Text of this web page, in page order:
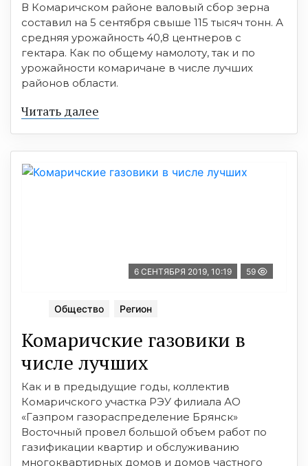
В Комаричском районе валовый сбор зерна
составил на 5 сентября свыше 115 тысяч тонн. А
средняя урожайность 40,8 центнеров с
гектара. Как по общему намолоту, так и по
урожайности комаричане в числе лучших
районов области.
Читать далее
6 СЕНТЯБРЯ 2019, 10:19 59
Общество Регион
Комаричские газовики в
числе лучших
Как и в предыдущие годы, коллектив
Комаричского участка РЭУ филиала АО
«Газпром газораспределение Брянск»
Восточный провел большой объем работ по
газификации квартир и обслуживанию
многоквартирных домов и домов частного